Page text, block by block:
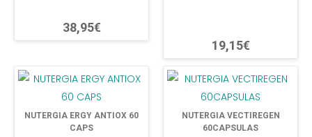
38,95€
19,15€
NUTERGIA ERGY ANTIOX 60
CAPS
NUTERGIA VECTIREGEN
60CAPSULAS